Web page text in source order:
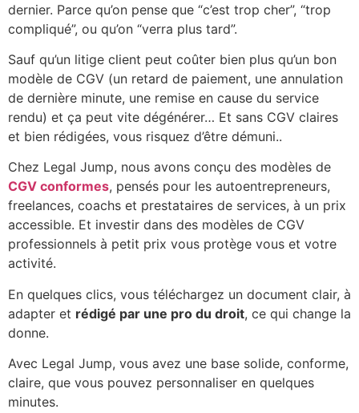
dernier. Parce qu’on pense que “c’est trop cher”, “trop
compliqué”, ou qu’on “verra plus tard”.
Sauf qu’un litige client peut coûter bien plus qu’un bon
modèle de CGV (un retard de paiement, une annulation
de dernière minute, une remise en cause du service
rendu) et ça peut vite dégénérer… Et sans CGV claires
et bien rédigées, vous risquez d’être démuni..
Chez Legal Jump, nous avons conçu des modèles de
CGV conformes, pensés pour les autoentrepreneurs,
freelances, coachs et prestataires de services, à un prix
accessible. Et investir dans des modèles de CGV
professionnels à petit prix vous protège vous et votre
activité.
En quelques clics, vous téléchargez un document clair, à
adapter et rédigé par une pro du droit, ce qui change la
donne.
Avec Legal Jump, vous avez une base solide, conforme,
claire, que vous pouvez personnaliser en quelques
minutes.